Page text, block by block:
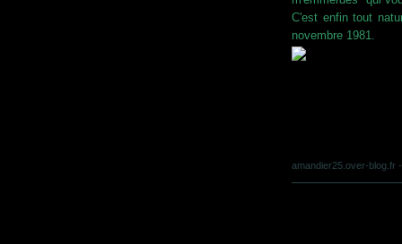
C'est enfin tout
novembre 1981.
amandier25.over-blog.fr -